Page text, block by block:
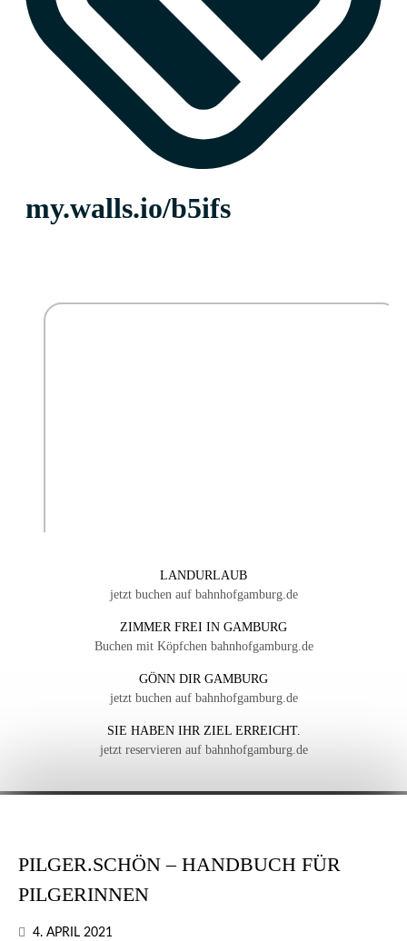
LANDURLAUB
jetzt buchen auf bahnhofgamburg.de
ZIMMER FREI IN GAMBURG
Buchen mit Köpfchen bahnhofgamburg.de
GÖNN DIR GAMBURG
jetzt buchen auf bahnhofgamburg.de
SIE HABEN IHR ZIEL ERREICHT.
jetzt reservieren auf bahnhofgamburg.de
PILGER.SCHÖN – HANDBUCH FÜR
PILGERINNEN
4. APRIL 2021